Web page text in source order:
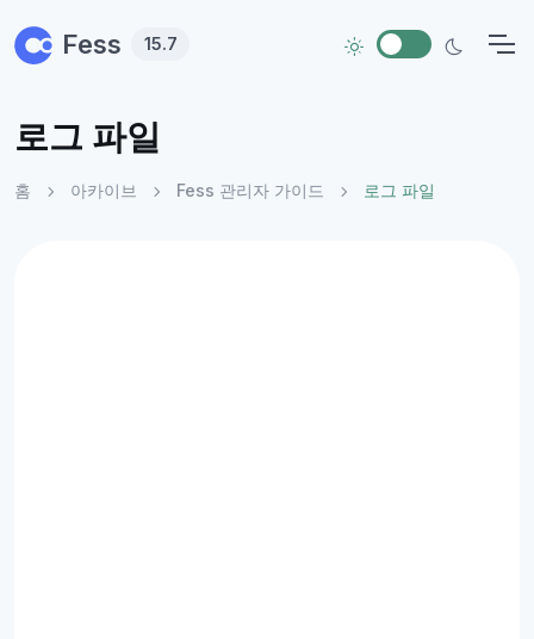
Fess 15.7
로그 파일
홈 아카이브 Fess 관리자 가이드 로그 파일